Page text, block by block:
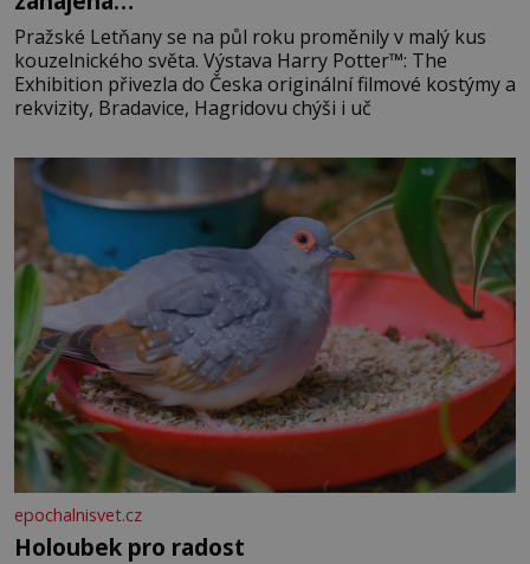
Pražské Letňany se na půl roku proměnily v malý kus
kouzelnického světa. Výstava Harry Potter™: The
Exhibition přivezla do Česka originální filmové kostýmy a
rekvizity, Bradavice, Hagridovu chýši i uč
epochalnisvet.cz
Holoubek pro radost